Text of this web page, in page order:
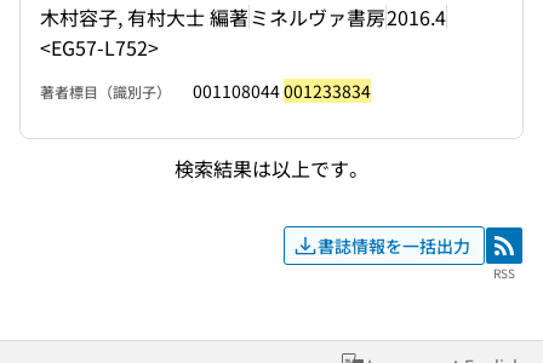
木村容子, 有村大士 編著ミネルヴァ書房2016.4
<EG57-L752>
著者標目（識別子） 001108044001233834
検索結果は以上です。
書誌情報を一括出力 RSS
RSS